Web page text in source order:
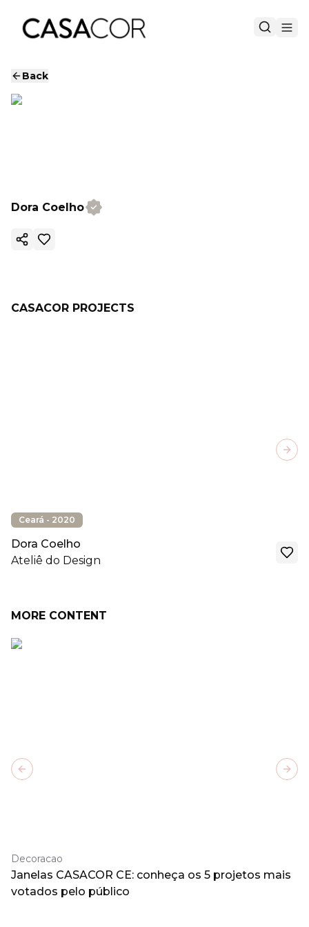
Back
Dora Coelho
Copy ink
CASACOR PROJECTS
Ceará - 2020
Dora Coelho
Ateliê do Design
MORE CONTENT
Decoracao
Janelas CASACOR CE: conheça os 5 projetos mais
votados pelo público
Previous slide